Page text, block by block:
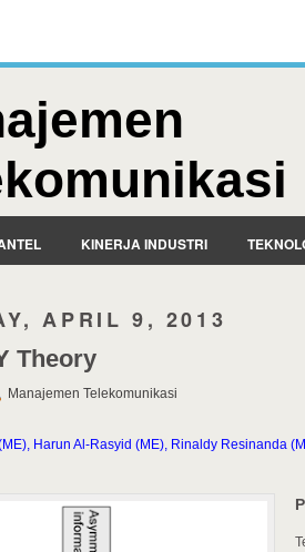
KINERJA INDUSTRI
APRIL 9, 2013
Theory
Manajemen Telekomunikasi
Harun Al-Rasyid (ME), Rinaldy Resinanda